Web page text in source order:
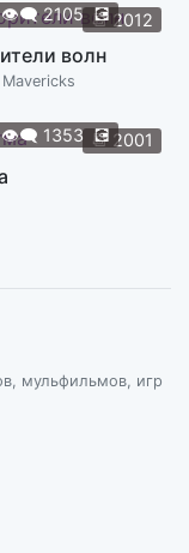
📆2012
👁️‍🗨️2105 💽
волн
📆2001
👁️‍🗨️ 1353 💽
мульфильмов, игр